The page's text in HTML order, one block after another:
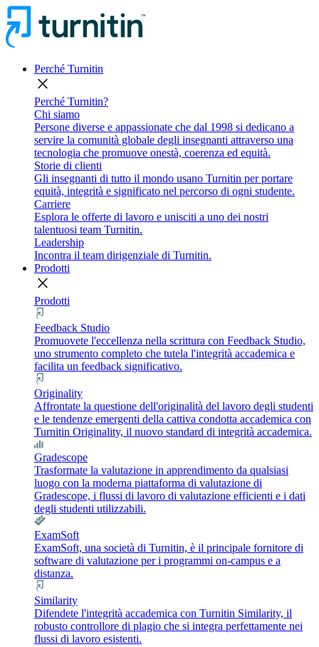
Perché Turnitin
close
Perché Turnitin?
Chi siamo
Persone diverse e appassionate che dal 1998 si dedicano a
servire la comunità globale degli insegnanti attraverso una
tecnologia che promuove onestà, coerenza ed equità.
Storie di clienti
Gli insegnanti di tutto il mondo usano Turnitin per portare
equità, integrità e significato nel percorso di ogni studente.
Carriere
Esplora le offerte di lavoro e unisciti a uno dei nostri
talentuosi team Turnitin.
Leadership
Incontra il team dirigenziale di Turnitin.
Prodotti
close
Prodotti
Feedback Studio
Promuovete l'eccellenza nella scrittura con Feedback Studio,
uno strumento completo che tutela l'integrità accademica e
facilita un feedback significativo.
Originality
Affrontate la questione dell'originalità del lavoro degli studenti
e le tendenze emergenti della cattiva condotta accademica con
Turnitin Originality, il nuovo standard di integrità accademica.
Gradescope
Trasformate la valutazione in apprendimento da qualsiasi
luogo con la moderna piattaforma di valutazione di
Gradescope, i flussi di lavoro di valutazione efficienti e i dati
degli studenti utilizzabili.
ExamSoft
ExamSoft, una società di Turnitin, è il principale fornitore di
software di valutazione per i programmi on-campus e a
distanza.
Similarity
Difendete l'integrità accademica con Turnitin Similarity, il
robusto controllore di plagio che si integra perfettamente nei
flussi di lavoro esistenti.